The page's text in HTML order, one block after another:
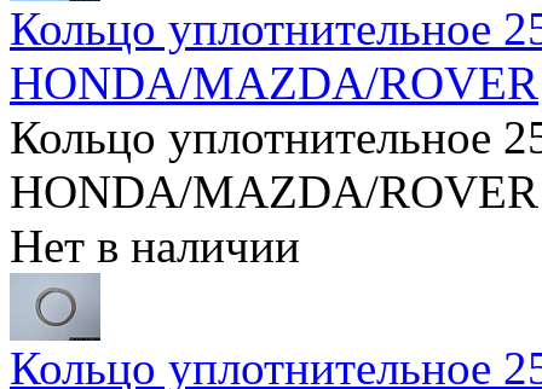
Кольцо уплотнительное
HONDA/MAZDA/ROVER
Кольцо уплотнительное
HONDA/MAZDA/ROVER
Нет в наличии
Кольцо уплотнительное